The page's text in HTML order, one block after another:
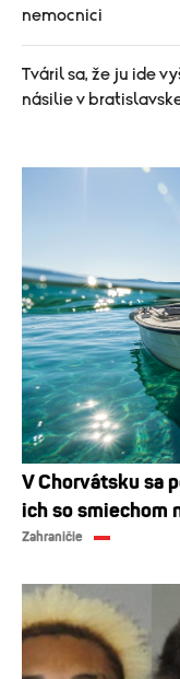
nemocnici
Tváril sa, že ju ide
násilie v
V Chorvátsku sa
ich so smiechom
Zahraničie